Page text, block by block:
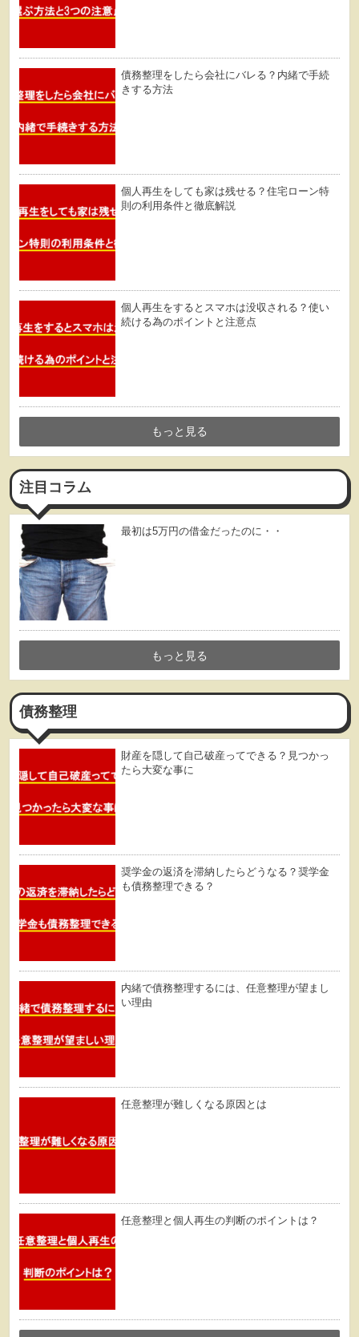
債務整理をしたら会社にバレる？内緒で手続
きする方法
個人再生をしても家は残せる？住宅ローン特
則の利用条件と徹底解説
個人再生をするとスマホは没収される？使い
続ける為のポイントと注意点
もっと見る
注目コラム
最初は5万円の借金だったのに・・
もっと見る
債務整理
財産を隠して自己破産ってできる？見つかっ
たら大変な事に
奨学金の返済を滞納したらどうなる？奨学金
も債務整理できる？
内緒で債務整理するには、任意整理が望まし
い理由
任意整理が難しくなる原因とは
任意整理と個人再生の判断のポイントは？